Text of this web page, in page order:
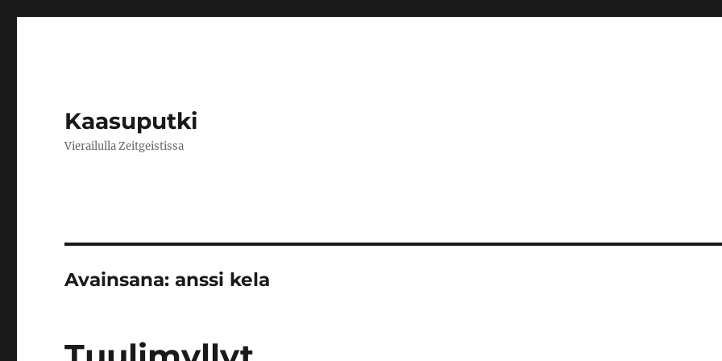
Kaasuputki
Vierailulla Zeitgeistissa
Avainsana:anssi kela